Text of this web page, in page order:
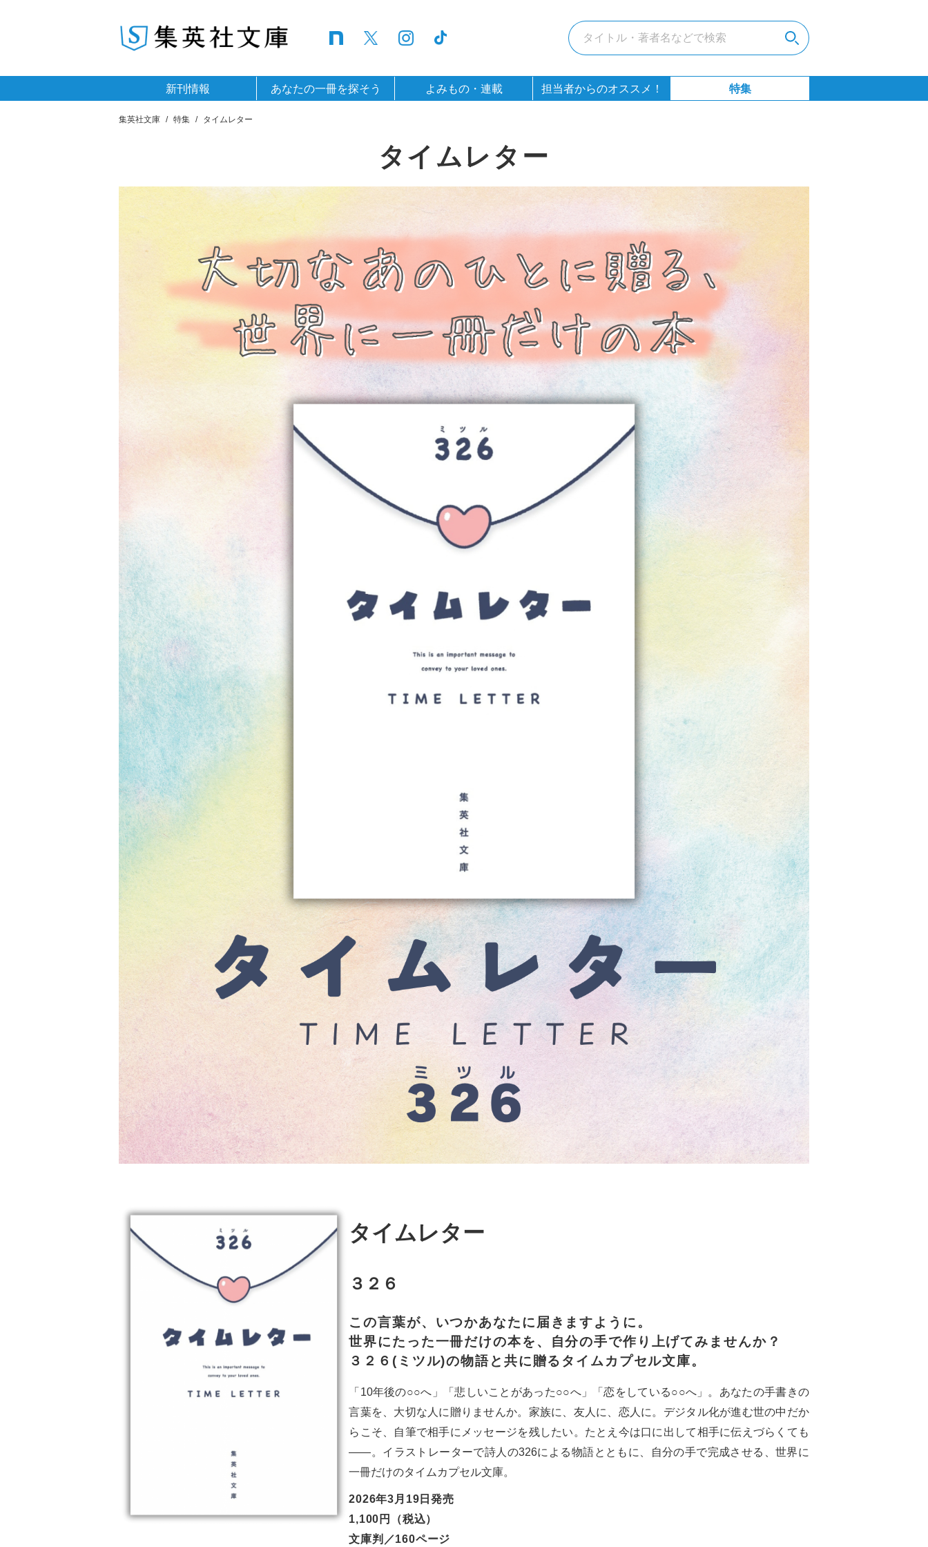
新刊情報 あなたの一冊を探そう よみもの・連載 担当者からのオススメ！ 特集
集英社文庫 特集 タイムレター
タイムレター
タイムレター
３２６
この言葉が、いつかあなたに届きますように。
世界にたった一冊だけの本を、自分の手で作り上げてみませんか？
３２６(ミツル)の物語と共に贈るタイムカプセル文庫。
「10年後の○○へ」「悲しいことがあった○○へ」「恋をしている○○へ」。あなたの手書きの
言葉を、大切な人に贈りませんか。家族に、友人に、恋人に。デジタル化が進む世の中だか
らこそ、自筆で相手にメッセージを残したい。たとえ今は口に出して相手に伝えづらくても
——。イラストレーターで詩人の326による物語とともに、自分の手で完成させる、世界に
一冊だけのタイムカプセル文庫。
2026年3月19日発売
1,100円（税込）
文庫判／160ページ